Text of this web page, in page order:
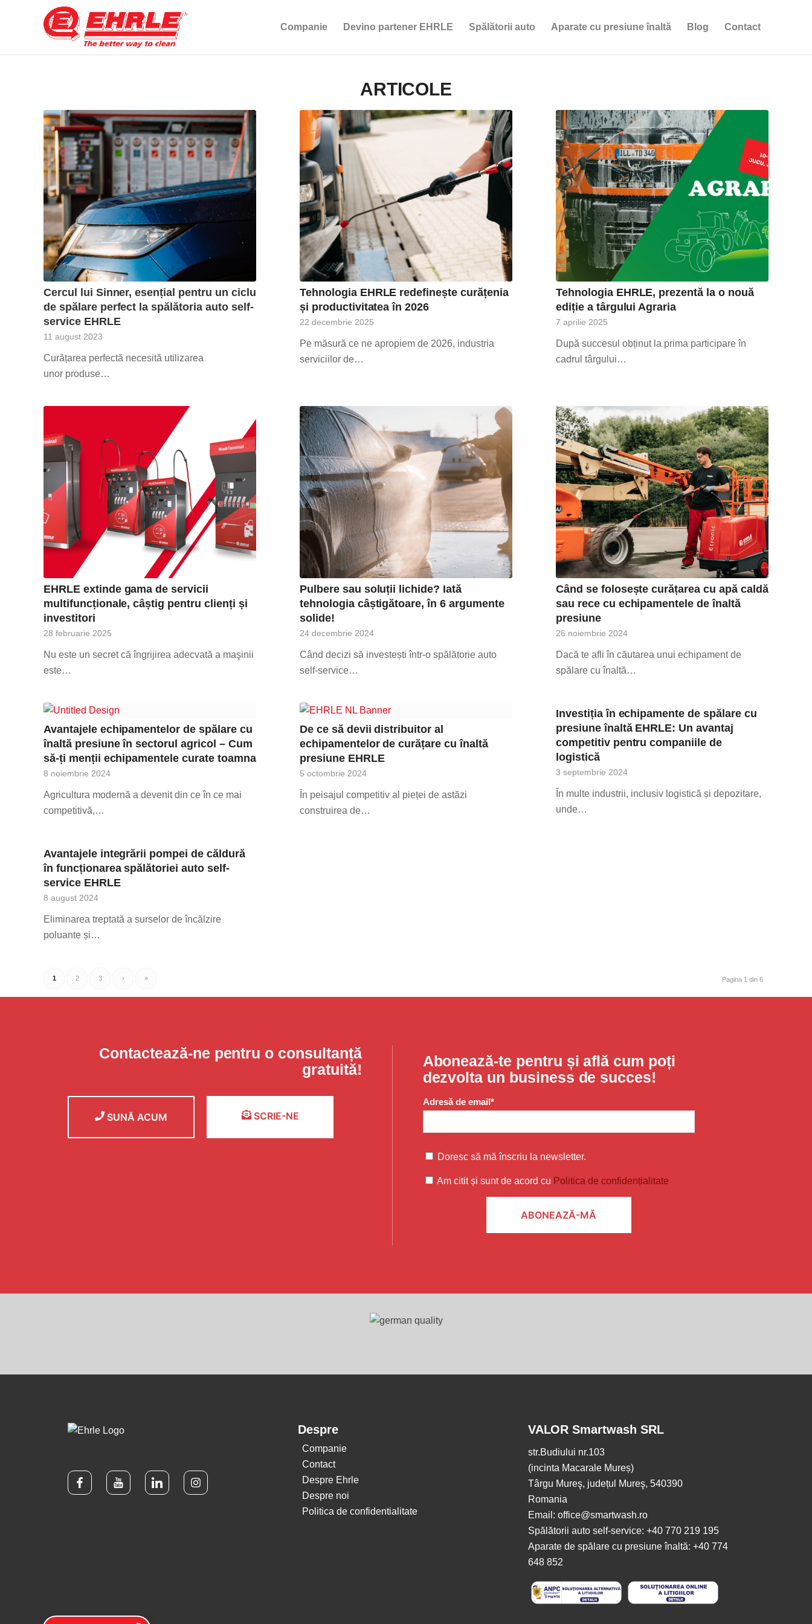
Companie Devino partener EHRLE Spălătorii auto Aparate cu presiune înaltă Blog Contact
ARTICOLE
Cercul lui Sinner, esențial pentru un ciclu
de spălare perfect la spălătoria auto self-
service EHRLE
11 august 2023
Curățarea perfectă necesită utilizarea
unor produse…
Tehnologia EHRLE redefinește curățenia
și productivitatea în 2026
22 decembrie 2025
Pe măsură ce ne apropiem de 2026, industria
serviciilor de…
Tehnologia EHRLE, prezentă la o nouă
ediție a târgului Agraria
7 aprilie 2025
După succesul obținut la prima participare în
cadrul târgului…
EHRLE extinde gama de servicii
multifuncționale, câștig pentru clienți și
investitori
28 februarie 2025
Nu este un secret că îngrijirea adecvată a maşinii
este…
Pulbere sau soluții lichide? Iată
tehnologia câștigătoare, în 6 argumente
solide!
24 decembrie 2024
Când decizi să investești într-o spălătorie auto
self-service…
Când se folosește curățarea cu apă caldă
sau rece cu echipamentele de înaltă
presiune
26 noiembrie 2024
Dacă te afli în căutarea unui echipament de
spălare cu înaltă…
Avantajele echipamentelor de spălare cu
înaltă presiune în sectorul agricol – Cum
să-ți menții echipamentele curate toamna
8 noiembrie 2024
Agricultura modernă a devenit din ce în ce mai
competitivă,…
De ce să devii distribuitor al
echipamentelor de curățare cu înaltă
presiune EHRLE
5 octombrie 2024
În peisajul competitiv al pieței de astăzi
construirea de…
Investiția în echipamente de spălare cu
presiune înaltă EHRLE: Un avantaj
competitiv pentru companiile de
logistică
3 septembrie 2024
În multe industrii, inclusiv logistică și depozitare,
unde…
Avantajele integrării pompei de căldură
în funcționarea spălătoriei auto self-
service EHRLE
8 august 2024
Eliminarea treptată a surselor de încălzire
poluante și…
Pagina 1 din 6
1 2 3 › »
Contactează-ne pentru o consultanță
gratuită!
SUNĂ ACUM SCRIE-NE
Abonează-te pentru și află cum poți
dezvolta un business de succes!
Adresă de email*
Doresc să mă înscriu la newsletter.
Am citit și sunt de acord cu Politica de confidențialitate
Despre
Companie
Contact
Despre Ehrle
Despre noi
Politica de confidentialitate
VALOR Smartwash SRL
str.Budiului nr.103
(incinta Macarale Mureș)
Târgu Mureş, județul Mureş, 540390
Romania
Email: office@smartwash.ro
Spălătorii auto self-service: +40 770 219 195
Aparate de spălare cu presiune înaltă: +40 774
648 852